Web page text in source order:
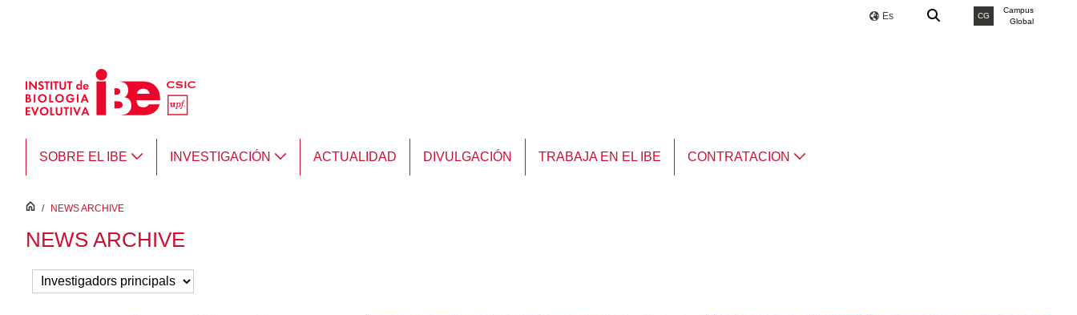
Es CG
Campus
Global
SOBRE EL IBE INVESTIGACIÓN ACTUALIDAD DIVULGACIÓN TRABAJA EN EL IBE CONTRATACION
inici
/ NEWS ARCHIVE
NEWS ARCHIVE